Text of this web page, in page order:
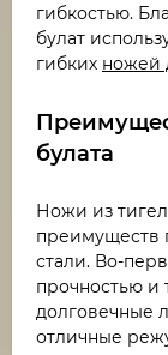
гибкостью.
булат
гибких ножей
булата
Ножи из
преимуществ
стали. Во-
прочностью и
долговечные
отличные